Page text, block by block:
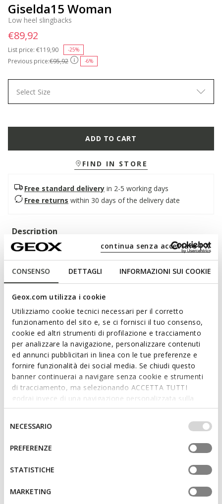
CONSENSO DETTAGLI INFORMAZIONI SUI COOKIE
Geox.com utilizza i cookie
Utilizziamo cookie tecnici necessari per il corretto
funzionamento del sito e, se ci fornisci il tuo consenso,
cookie ed altri strumenti di profilazione e tracciamento
per analizzare la navigazione, personalizzare contenuti
ed annunci pubblicitari in linea con le tue preferenze e
fornire funzionalità dei social media. Se chiudi questo
banner continuerai a navigare senza cookie e strumenti
di tracciamento, ma selezionando ACCETTA TUTTI
godrai invece di una navigazione personalizzata sulla
base dei tuoi gusti ed interessi. Selezionando
IMPOSTAZIONI potrai anche scegliere quali cookies ed
altri strumenti di tracciamento autorizzare. Per maggiori
informazioni o per modificare in qualsiasi momento le
tue impostazioni, visita la nostra
del
consenso
NECESSARIO
PREFERENZE
STATISTICHE
MARKETING
continua senza accettare | X
Giselda15 Woman
Low heel slingbacks
Previous price:€95,92 -6%
List price: Price reduced from
€119,90 -25%
€89,92
Select Size
ADD TO CART
FIND IN STORE
Free standard delivery in 2-5 working days
Free returns within 30 days of the delivery date
Description
Women's slingback ballerina flat with a contemporary design
and refined charm. In this elegant light brown version, it
features a patent leather upper with clean, modern lines.
Breathable and comfortable, Giselda 15 combines comfort
and style for a perfectly formal look.
Features
By purchasing this product, you are
supporting Leather Working Group certified
tanneries
Buckle on the strap to adjust the fit
Technologies